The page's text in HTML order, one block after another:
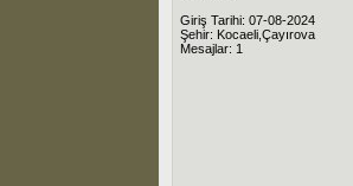
Giriş Tarihi: 07-08-2024
Şehir: Kocaeli,Çayırova
Mesajlar: 1